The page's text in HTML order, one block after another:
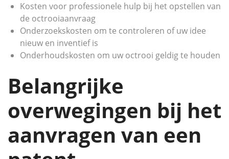
Kosten voor professionele hulp bij het opstellen van
de octrooiaanvraag
Onderzoekskosten om te controleren of uw idee
nieuw en inventief is
Onderhoudskosten om uw octrooi geldig te houden
Belangrijke
overwegingen bij het
aanvragen van een